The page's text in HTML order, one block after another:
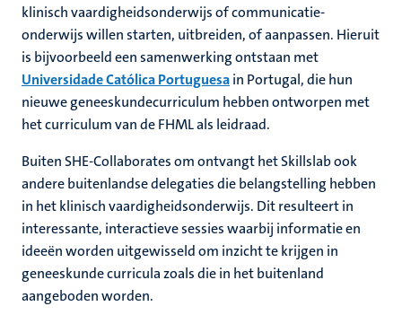
klinisch vaardigheidsonderwijs of communicatie-
onderwijs willen starten, uitbreiden, of aanpassen. Hieruit
is bijvoorbeeld een samenwerking ontstaan met
Universidade Católica Portuguesain Portugal, die hun
nieuwe geneeskundecurriculum hebben ontworpen met
het curriculum van de FHML als leidraad.
Buiten SHE-Collaborates om ontvangt het Skillslab ook
andere buitenlandse delegaties die belangstelling hebben
in het klinisch vaardigheidsonderwijs. Dit resulteert in
interessante, interactieve sessies waarbij informatie en
ideeën worden uitgewisseld om inzicht te krijgen in
geneeskunde curricula zoals die in het buitenland
aangeboden worden.